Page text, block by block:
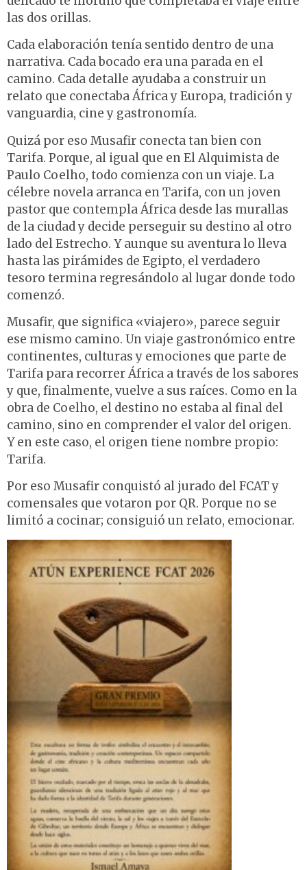
las dos orillas.
Cada elaboración tenía sentido dentro de una
narrativa. Cada bocado era una parada en el
camino. Cada detalle ayudaba a construir un
relato que conectaba África y Europa, tradición y
vanguardia, cine y gastronomía.
Quizá por eso Musafir conecta tan bien con
Tarifa. Porque, al igual que en El Alquimista de
Paulo Coelho, todo comienza con un viaje. La
célebre novela arranca en Tarifa, con un joven
pastor que contempla África desde las murallas
de la ciudad y decide perseguir su destino al otro
lado del Estrecho. Y aunque su aventura lo lleva
hasta las pirámides de Egipto, el verdadero
tesoro termina regresándolo al lugar donde todo
comenzó.
Musafir, que significa «viajero», parece seguir
ese mismo camino. Un viaje gastronómico entre
continentes, culturas y emociones que parte de
Tarifa para recorrer África a través de los sabores
y que, finalmente, vuelve a sus raíces. Como en la
obra de Coelho, el destino no estaba al final del
camino, sino en comprender el valor del origen.
Y en este caso, el origen tiene nombre propio:
Tarifa.
Por eso Musafir conquistó al jurado del FCAT y
comensales que votaron por QR. Porque no se
limitó a cocinar; consiguió un relato, emocionar.